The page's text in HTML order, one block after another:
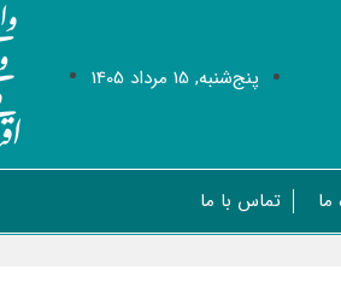
پنج‌شنبه, 15 مرداد 1405
ما تماس با ما